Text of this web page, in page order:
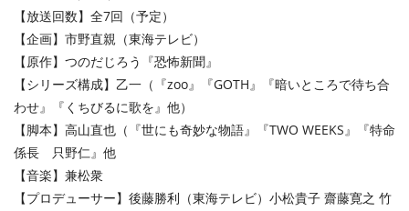
【放送回数】全7回（予定）
【企画】市野直親（東海テレビ）
【原作】つのだじろう『恐怖新聞』
【シリーズ構成】乙一（『zoo』『GOTH』『暗いところで待ち合
わせ』『くちびるに歌を』他）
【脚本】高山直也（『世にも奇妙な物語』『TWO WEEKS』『特命
係長 只野仁』他
【音楽】兼松衆
【プロデューサー】後藤勝利（東海テレビ）小松貴子 齋藤寛之 竹